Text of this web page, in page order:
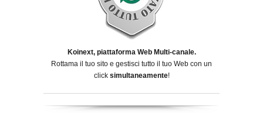
Koinext, piattaforma Web Multi-canale.
Rottama il tuo sito e gestisci tutto il tuo Web con un
click simultaneamente!